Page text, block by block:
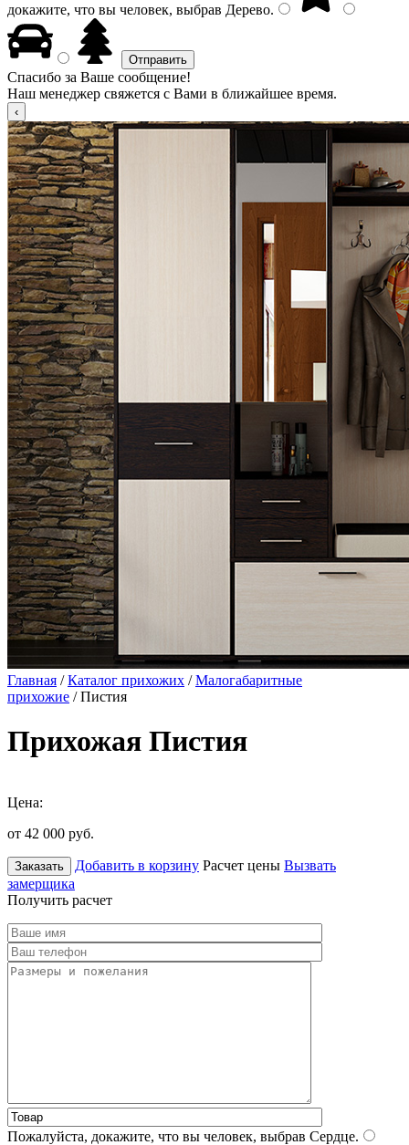
докажите, что вы человек, выбрав Дерево.
Спасибо за Ваше сообщение!
Наш менеджер свяжется с Вами в ближайшее время.
Главная /Каталог прихожих /Малогабаритные
прихожие / Пистия
Прихожая Пистия
Цена:
от 42 000 руб.
Заказать Добавить в корзину Расчет цены Вызвать
замерщика
Получить расчет
Пожалуйста, докажите, что вы человек, выбрав Сердце.